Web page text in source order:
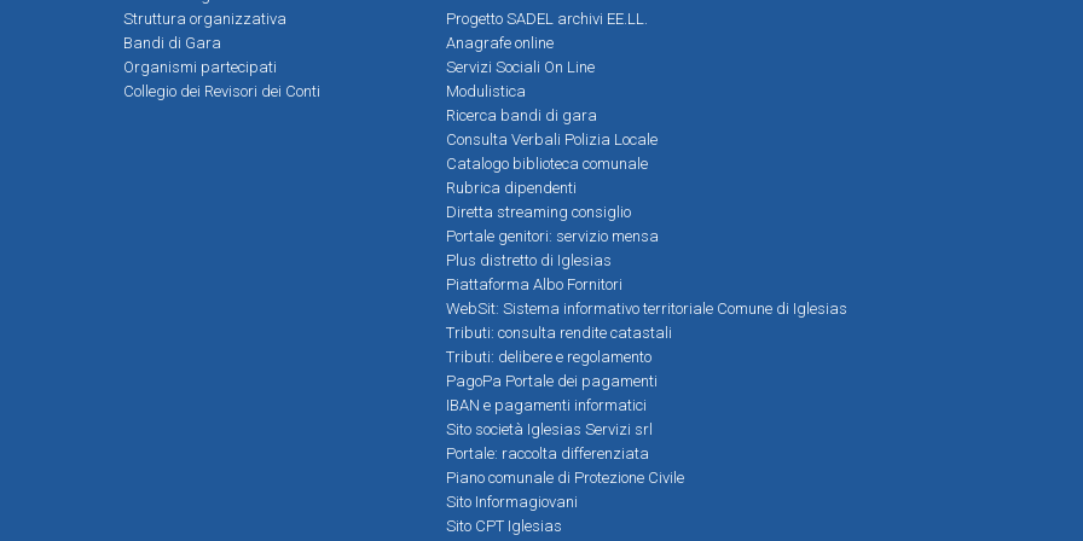
Struttura organizzativa
Bandi di Gara
Organismi partecipati
Collegio dei Revisori dei Conti
Progetto SADEL archivi EE.LL.
Anagrafe online
Servizi Sociali On Line
Modulistica
Ricerca bandi di gara
Consulta Verbali Polizia Locale
Catalogo biblioteca comunale
Rubrica dipendenti
Diretta streaming consiglio
Portale genitori: servizio mensa
Plus distretto di Iglesias
Piattaforma Albo Fornitori
WebSit: Sistema informativo territoriale Comune di Iglesias
Tributi: consulta rendite catastali
Tributi: delibere e regolamento
PagoPa Portale dei pagamenti
IBAN e pagamenti informatici
Sito società Iglesias Servizi srl
Portale: raccolta differenziata
Piano comunale di Protezione Civile
Sito Informagiovani
Sito CPT Iglesias